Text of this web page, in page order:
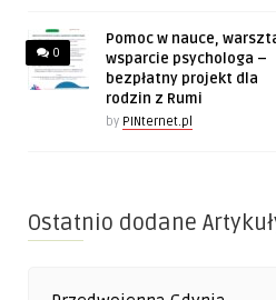
0
Pomoc w nauce,
wsparcie psychologa –
bezpłatny projekt dla
rodzin z Rumi
by PINternet.pl
Ostatnio dodane